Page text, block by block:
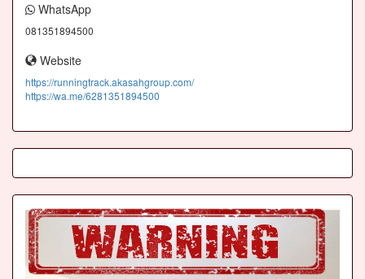
WhatsApp
081351894500
Website
https://runningtrack.akasahgroup.com/
https://wa.me/6281351894500